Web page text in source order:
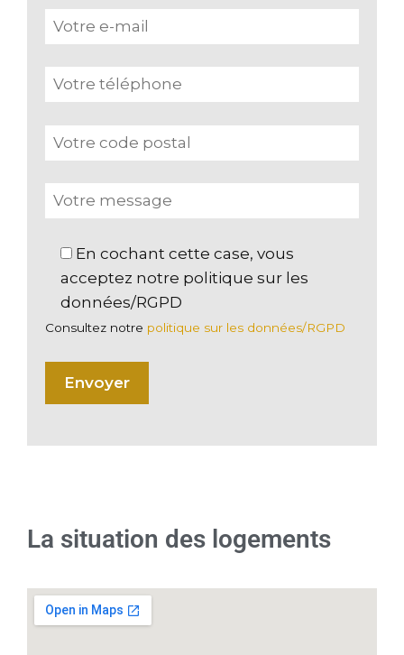
En cochant cette case, vous
acceptez notre politique sur les
données/RGPD
Consultez notre politique sur les données/RGPD
La situation des logements